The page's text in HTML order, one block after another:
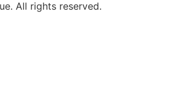
All rights reserved.